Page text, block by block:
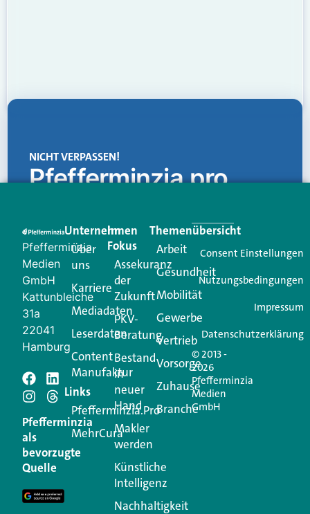
NICHT VERPASSEN!
Pfefferminzia.pro
Creator für Ihre Kundenkommunikation. Alles, was
Ihren Vertriebsalltag leichter macht. Mit nur einem
Login.
Jetzt anmelden
Schreiben Sie einen
Kommentar
Ihre E-Mail-Adresse wird nicht veröffentlicht.
Erforderliche Felder sind mit
Kommentar
Pfefferminzia
Medien
GmbH
Kattunbleiche
31a
22041
Hamburg
Pfefferminzia
als
bevorzugte
Quelle
Unternehmen
Über
uns
Karriere
Mediadaten
Leserdaten
Content
Manufaktur
Links
Pfefferminzia.Pro
MehrCura
Im
Fokus
Assekuranz
der
Zukunft
PKV-
Beratung
Bestand
in
neuer
Hand
Makler
werden
Künstliche
Intelligenz
Nachhaltigkeit
Themenübersicht
Arbeit
Gesundheit
Mobilität
Gewerbe
Vertrieb
Vorsorge
Zuhause
Branche
© 2013 -
2026
Pfefferminzia
Medien
GmbH
Consent Einstellungen
Nutzungsbedingungen
Impressum
Datenschutzerklärung